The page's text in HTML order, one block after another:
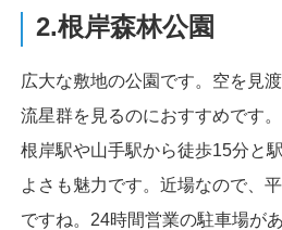
2.根岸森林公園
広大な敷地の公園です。空を見
流星群を見るのにおすすめです。
根岸駅や山手駅から徒歩15分と
よさも魅力です。近場なので、
ですね。24時間営業の駐車場が